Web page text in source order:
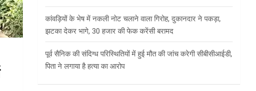
कांवड़ियों के भेष में नकली नोट चलाने वाला गिरोह, दुकानदार ने पकड़ा,
झटका देकर भागे, 30 हजार की फेक करेंसी बरामद
पूर्व सैनिक की संदिग्ध परिस्थितियों में हुई मौत की जांच करेगी सीबीसीआईडी,
पिता ने लगाया है हत्या का आरोप